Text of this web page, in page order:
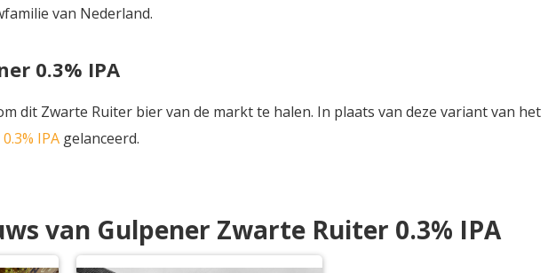
van Nederland.
0.3% IPA
dit Zwarte Ruiter bier van de markt te halen. In plaats van deze variant van het
IPA gelanceerd.
van Gulpener Zwarte Ruiter 0.3% IPA